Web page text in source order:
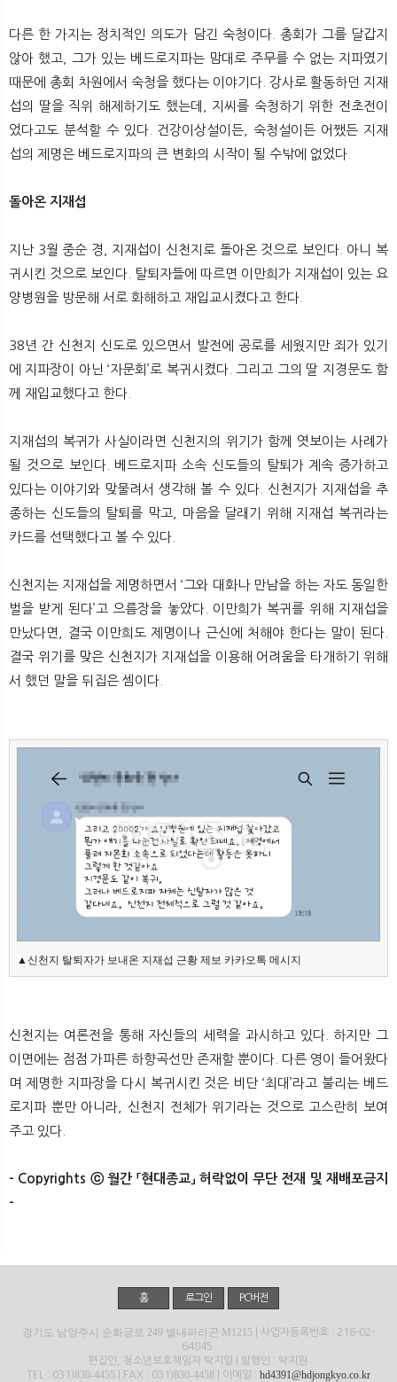
다른 한 가지는 정치적인 의도가 담긴 숙청이다. 총회가 그를 달갑지
않아 했고, 그가 있는 베드로지파는 맘대로 주무를 수 없는 지파였기
때문에 총회 차원에서 숙청을 했다는 이야기다. 강사로 활동하던 지재
섭의 딸을 직위 해제하기도 했는데, 지씨를 숙청하기 위한 전초전이
었다고도 분석할 수 있다. 건강이상설이든, 숙청설이든 어쨌든 지재
섭의 제명은 베드로지파의 큰 변화의 시작이 될 수밖에 없었다.
돌아온 지재섭
지난 3월 중순 경, 지재섭이 신천지로 돌아온 것으로 보인다. 아니 복
귀시킨 것으로 보인다. 탈퇴자들에 따르면 이만희가 지재섭이 있는 요
양병원을 방문해 서로 화해하고 재입교시켰다고 한다.
38년 간 신천지 신도로 있으면서 발전에 공로를 세웠지만 죄가 있기
에 지파장이 아닌 ‘자문회’로 복귀시켰다. 그리고 그의 딸 지경문도 함
께 재입교했다고 한다.
지재섭의 복귀가 사실이라면 신천지의 위기가 함께 엿보이는 사례가
될 것으로 보인다. 베드로지파 소속 신도들의 탈퇴가 계속 증가하고
있다는 이야기와 맞물려서 생각해 볼 수 있다. 신천지가 지재섭을 추
종하는 신도들의 탈퇴를 막고, 마음을 달래기 위해 지재섭 복귀라는
카드를 선택했다고 볼 수 있다.
신천지는 지재섭을 제명하면서 ‘그와 대화나 만남을 하는 자도 동일한
벌을 받게 된다’고 으름장을 놓았다. 이만희가 복귀를 위해 지재섭을
만났다면, 결국 이만희도 제명이나 근신에 처해야 한다는 말이 된다.
결국 위기를 맞은 신천지가 지재섭을 이용해 어려움을 타개하기 위해
서 했던 말을 뒤집은 셈이다.
▲신천지 탈퇴자가 보내온 지재섭 근황 제보 카카오톡 메시지
신천지는 여론전을 통해 자신들의 세력을 과시하고 있다. 하지만 그
이면에는 점점 가파른 하향곡선만 존재할 뿐이다. 다른 영이 들어왔다
며 제명한 지파장을 다시 복귀시킨 것은 비단 ‘최대’라고 불리는 베드
로지파 뿐만 아니라, 신천지 전체가 위기라는 것으로 고스란히 보여
주고 있다.
- Copyrights ⓒ 월간 「현대종교」 허락없이 무단 전재 및 재배포금지
-
홈 로그인 PC버전
경기도 남양주시 순화궁로 249 별내파라곤 M1215 | 사업자등록번호 : 216-02-
64845
편집인, 청소년보호책임자:탁지일 | 발행인 : 탁지원
TEL : 031)830-4455 | FAX : 031)830-4458 | 이메일 : hd4391@hdjongkyo.co.kr